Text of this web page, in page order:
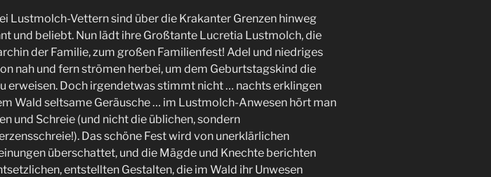
Lustmolch-Vettern sind über die Krakanter Grenzen hinweg
und beliebt. Nun lädt ihre Großtante Lucretia Lustmolch, die
der Familie, zum großen Familienfest! Adel und niedriges
nah und fern strömen herbei, um dem Geburtstagskind die
erweisen. Doch irgendetwas stimmt nicht … nachts erklingen
Wald seltsame Geräusche … im Lustmolch-Anwesen hört man
und Schreie (und nicht die üblichen, sondern
Das schöne Fest wird von unerklärlichen
überschattet, und die Mägde und Knechte berichten
entstellten Gestalten, die im Wald ihr Unwesen